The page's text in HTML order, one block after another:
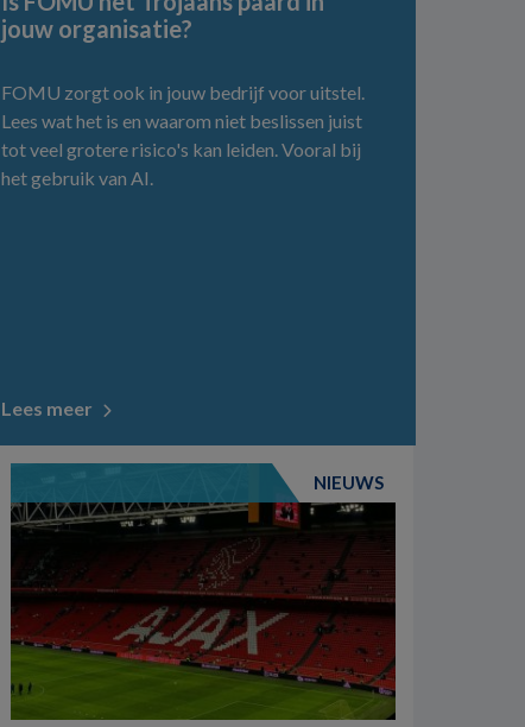
jouw organisatie?
FOMU zorgt ook in jouw bedrijf voor uitstel.
Lees wat het is en waarom niet beslissen juist
tot veel grotere risico's kan leiden. Vooral bij
het gebruik van AI.
Lees meer
NIEUWS